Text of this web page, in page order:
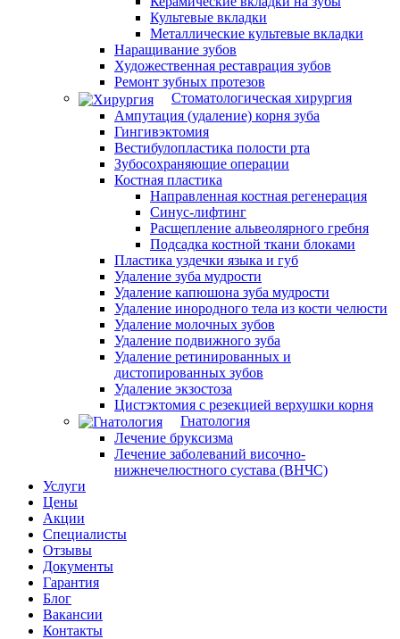
Культевые вкладки
Металлические культевые вкладки
Наращивание зубов
Художественная реставрация зубов
Ремонт зубных протезов
Стоматологическая хирургия
Ампутация (удаление) корня зуба
Гингивэктомия
Вестибулопластика полости рта
Зубосохраняющие операции
Костная пластика
Направленная костная регенерация
Синус-лифтинг
Расщепление альвеолярного гребня
Подсадка костной ткани блоками
Пластика уздечки языка и губ
Удаление зуба мудрости
Удаление капюшона зуба мудрости
Удаление инородного тела из кости челюсти
Удаление молочных зубов
Удаление подвижного зуба
Удаление ретинированных и
дистопированных зубов
Удаление экзостоза
Цистэктомия с резекцией верхушки корня
Гнатология
Лечение бруксизма
Лечение заболеваний височно-
нижнечелюстного сустава (ВНЧС)
Услуги
Цены
Акции
Специалисты
Отзывы
Документы
Гарантия
Блог
Вакансии
Контакты